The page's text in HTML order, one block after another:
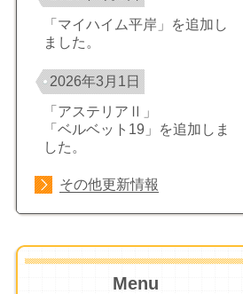
「マイハイム平岸」を追加し
ました。
2026年3月1日
「アステリアⅡ」
「ベルベット19」を追加しま
した。
その他更新情報
Menu